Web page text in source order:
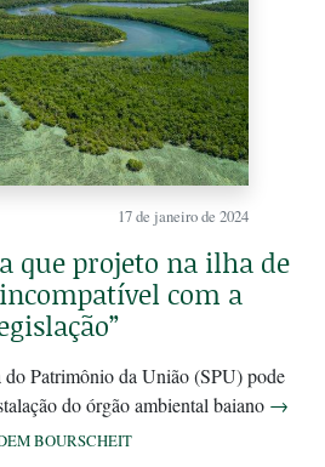
17 de janeiro de 2024
que projeto na ilha de
com a
do Patrimônio da União (SPU) pode
do órgão ambiental baiano →
BOURSCHEIT